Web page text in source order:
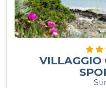
VILLAGGIO